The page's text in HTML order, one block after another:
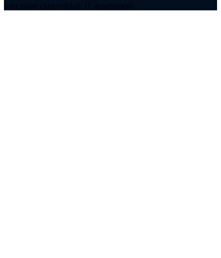
Sayt ishlab chiquvchilari: IT departamenti